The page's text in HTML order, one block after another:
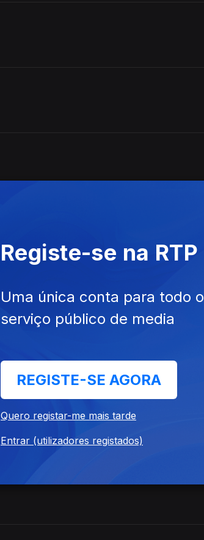
Registe-se na RTP
Uma única conta para todo o
serviço público de media
REGISTE-SE AGORA
Quero registar-me mais tarde
Entrar (utilizadores registados)